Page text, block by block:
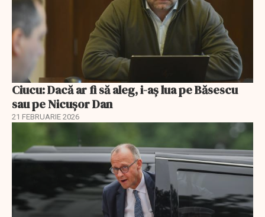
Ciucu: Dacă ar fi să aleg, i-aș lua pe Băsescu
sau pe Nicușor Dan
21 FEBRUARIE 2026